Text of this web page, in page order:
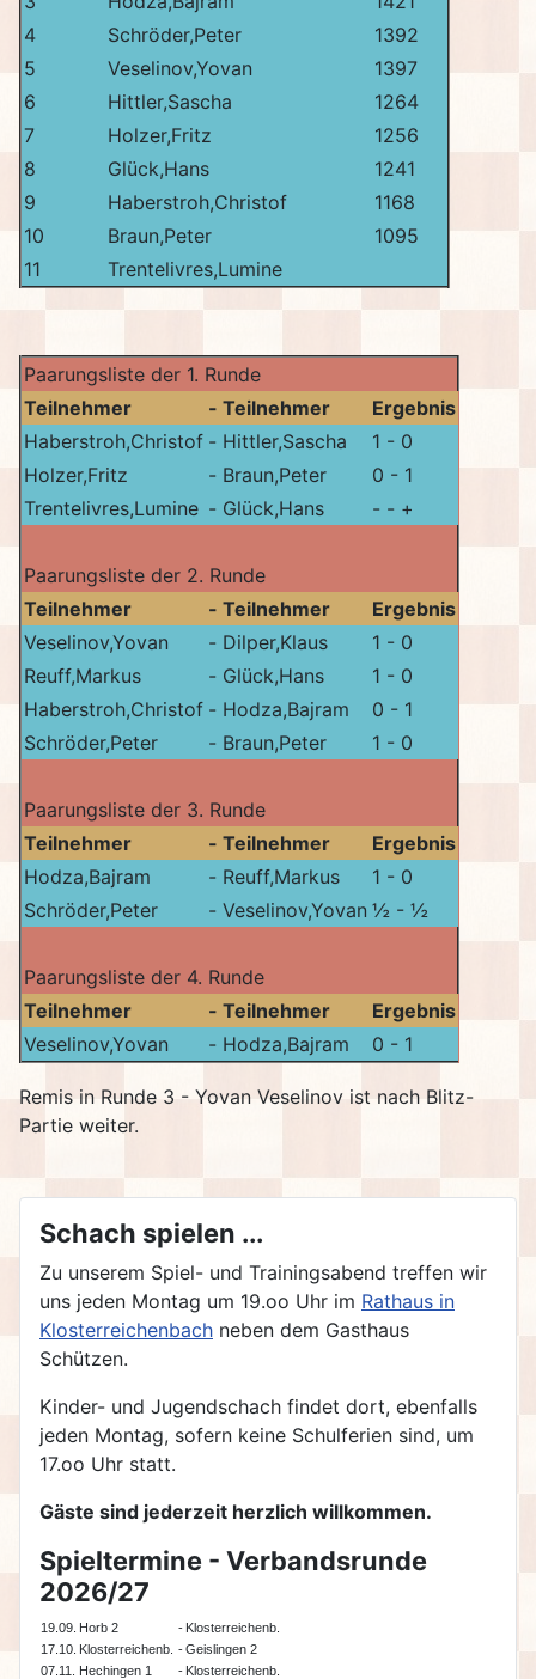
4
Schröder,Peter
1392
5
Veselinov,Yovan
1397
6
Hittler,Sascha
1264
7
Holzer,Fritz
1256
8
Glück,Hans
1241
9
Haberstroh,Christof
1168
10
Braun,Peter
1095
11
Trentelivres,Lumine
Paarungsliste der 1. Runde
Teilnehmer
- Teilnehmer
Ergebnis
Haberstroh,Christof - Hittler,Sascha
1 - 0
Holzer,Fritz
- Braun,Peter
0 - 1
Trentelivres,Lumine - Glück,Hans - - +
Paarungsliste der 2. Runde
Teilnehmer
- Teilnehmer
Ergebnis
Veselinov,Yovan
- Dilper,Klaus
1 - 0
Reuff,Markus
- Glück,Hans
1 - 0
Haberstroh,Christof - Hodza,Bajram
0 - 1
Schröder,Peter
- Braun,Peter 1 - 0
Paarungsliste der 3. Runde
Teilnehmer
- Teilnehmer
Ergebnis
Hodza,Bajram
- Reuff,Markus
1 - 0
Schröder,Peter
- Veselinov,Yovan ½ - ½
Paarungsliste der 4. Runde
Teilnehmer
- Teilnehmer
Ergebnis
Veselinov,Yovan
- Hodza,Bajram 0 - 1
Remis in Runde 3 - Yovan Veselinov ist nach Blitz-
Partie weiter.
Schach spielen ...
Zu unserem Spiel- und Trainingsabend treffen wir
uns jeden Montag um 19.oo Uhr im Rathaus in
Klosterreichenbach neben dem Gasthaus
Schützen.
Kinder- und Jugendschach findet dort, ebenfalls
jeden Montag, sofern keine Schulferien sind, um
17.oo Uhr statt.
Gäste sind jederzeit herzlich willkommen.
Spieltermine - Verbandsrunde
2026/27
19.09. Horb 2 - Klosterreichenb.
17.10. Klosterreichenb. -Geislingen 2
07.11.
Hechingen 1 - Klosterreichenb.